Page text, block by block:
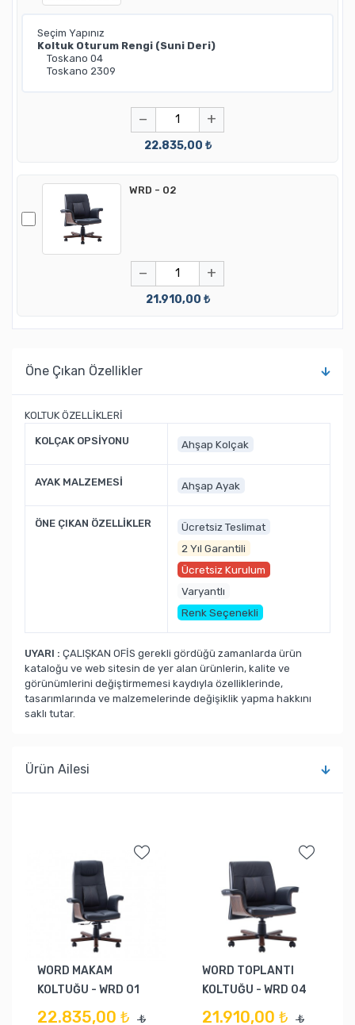
− +
22.835,00 ₺
WRD - 02
− +
21.910,00 ₺
Öne Çıkan Özellikler
KOLTUK ÖZELLİKLERİ
KOLÇAK OPSİYONU Ahşap Kolçak
AYAK MALZEMESİ Ahşap Ayak
ÖNE ÇIKAN ÖZELLİKLER
Ücretsiz Teslimat
2 Yıl Garantili
Ücretsiz Kurulum
Varyantlı
Renk Seçenekli
UYARI : ÇALIŞKAN OFİS gerekli gördüğü zamanlarda ürün
kataloğu ve web sitesin de yer alan ürünlerin, kalite ve
görünümlerini değiştirmemesi kaydıyla özelliklerinde,
tasarımlarında ve malzemelerinde değişiklik yapma hakkını
saklı tutar.
Ürün Ailesi
WORD MAKAM
KOLTUĞU - WRD 01
22.835,00 ₺ ₺
WORD TOPLANTI
KOLTUĞU - WRD 04
21.910,00 ₺ ₺